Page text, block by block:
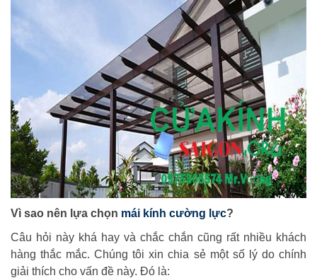
Vì sao nên lựa chọn mái kính cường lực?
Câu hỏi này khá hay và chắc chắn cũng rất nhiều khách
hàng thắc mắc. Chúng tôi xin chia sẻ một số lý do chính
giải thích cho vấn đề này. Đó là: